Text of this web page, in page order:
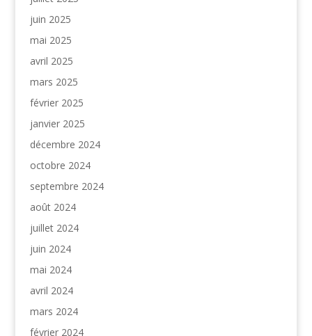
juin 2025
mai 2025
avril 2025
mars 2025
février 2025
janvier 2025
décembre 2024
octobre 2024
septembre 2024
août 2024
juillet 2024
juin 2024
mai 2024
avril 2024
mars 2024
février 2024